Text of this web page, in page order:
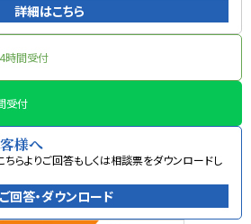
詳細はこちら
時間受付
受付
様へ
らよりご回答もしくは相談票をダウンロードし
回答・ダウンロード